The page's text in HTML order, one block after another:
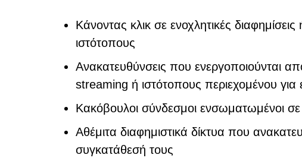
Κάνοντας κλικ σε ενοχλητικές
ιστότοπους
Ανακατευθύνσεις που ενεργοποιούνται
streaming ή ιστότοπους περιεχομένου για
Κακόβουλοι σύνδεσμοι ενσωματωμένοι
Αθέμιτα διαφημιστικά δίκτυα που
συγκατάθεσή τους